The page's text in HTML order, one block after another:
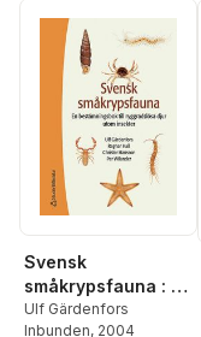
Svensk
småkrypsfauna : en
bestämningsbok till
Ulf Gärdenfors
Inbunden, 2004